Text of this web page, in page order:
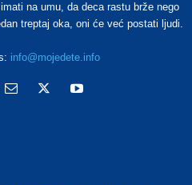
na umu, da deca rastu brže nego
treptaj oka, oni će već postati ljudi.
info@mojedete.info